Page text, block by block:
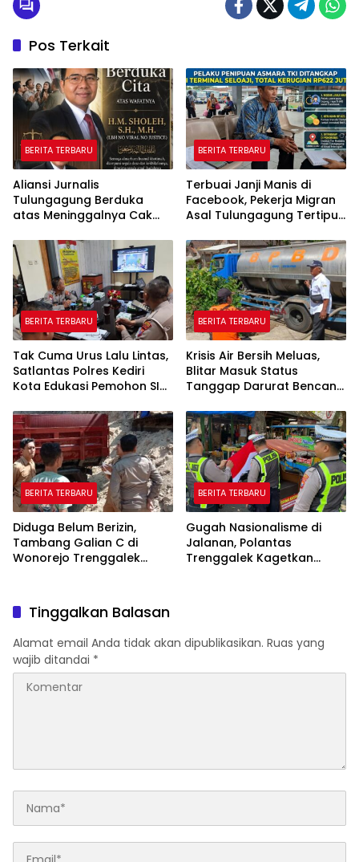
Pos Terkait
BERITA TERBARU
Aliansi Jurnalis
Tulungagung Berduka
atas Meninggalnya Cak
“Beliau Pejuang Keadilan
yang Vokal”
BERITA TERBARU
Terbuai Janji Manis di
Facebook, Pekerja Migran
Asal Tulungagung Tertipu
BERITA TERBARU
Tak Cuma Urus Lalu Lintas,
Satlantas Polres Kediri
Kota Edukasi Pemohon SIM
Pelatihan AI
BERITA TERBARU
Krisis Air Bersih Meluas,
Blitar Masuk Status
Tanggap Darurat Bencana
BERITA TERBARU
Diduga Belum Berizin,
Tambang Galian C di
Wonorejo Trenggalek
BERITA TERBARU
Gugah Nasionalisme di
Jalanan, Polantas
Trenggalek Kagetkan
Tinggalkan Balasan
Alamat email Anda tidak akan dipublikasikan. Ruas yang
wajib ditandai *